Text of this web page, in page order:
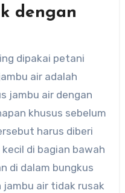
dengan
dipakai petani
air adalah
jambu air dengan
khusus sebelum
harus diberi
di bagian bawah
di dalam bungkus
air tidak rusak